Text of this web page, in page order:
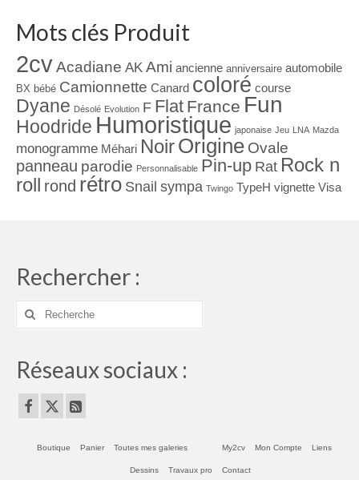
Mots clés Produit
2cvAcadiane AK Ami ancienne anniversaire automobile
BX bébé Camionnette Canard coloré course
Dyane Désolé Evolution F Flat France Fun
Hoodride Humoristique japonaise Jeu LNA Mazda
monogramme Méhari NoirOrigine Ovale
panneau parodie Personnalisable Pin-up Rat Rock n
roll rond rétro Snail sympa Twingo TypeH vignette Visa
Rechercher :
Rechercher
Réseaux sociaux :
Boutique Panier Toutes mes galeries
Dessins Travaux pro
My2cv Mon Compte Liens
Contact